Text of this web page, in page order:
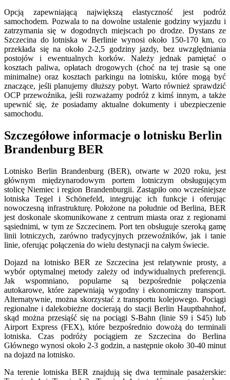
Opcją zapewniającą największą elastyczność jest podróż
samochodem. Pozwala to na dowolne ustalenie godziny wyjazdu i
zatrzymania się w dogodnych miejscach po drodze. Dystans ze
Szczecina do lotniska w Berlinie wynosi około 150-170 km, co
przekłada się na około 2-2,5 godziny jazdy, bez uwzględniania
postojów i ewentualnych korków. Należy jednak pamiętać o
kosztach paliwa, opłatach drogowych (choć na tej trasie są one
minimalne) oraz kosztach parkingu na lotnisku, które mogą być
znaczące, jeśli planujemy dłuższy pobyt. Warto również sprawdzić
OCP przewoźnika, jeśli rozważamy podróż z kimś innym, a także
upewnić się, że posiadamy aktualne dokumenty i ubezpieczenie
samochodu.
Szczegółowe informacje o lotnisku Berlin
Brandenburg BER
Lotnisko Berlin Brandenburg (BER), otwarte w 2020 roku, jest
głównym międzynarodowym portem lotniczym obsługującym
stolicę Niemiec i region Brandenburgii. Zastąpiło ono wcześniejsze
lotniska Tegel i Schönefeld, integrując ich funkcje i oferując
nowoczesną infrastrukturę. Położone na południe od Berlina, BER
jest doskonale skomunikowane z centrum miasta oraz z regionami
sąsiednimi, w tym ze Szczecinem. Port ten obsługuje szeroką gamę
linii lotniczych, zarówno tradycyjnych przewoźników, jak i tanie
linie, oferując połączenia do wielu destynacji na całym świecie.
Dojazd na lotnisko BER ze Szczecina jest relatywnie prosty, a
wybór optymalnej metody zależy od indywidualnych preferencji.
Jak wspomniano, popularne są bezpośrednie połączenia
autokarowe, które zapewniają wygodny i ekonomiczny transport.
Alternatywnie, można skorzystać z transportu kolejowego. Pociągi
regionalne i dalekobieżne docierają do stacji Berlin Hauptbahnhof,
skąd można przesiąść się na pociągi S-Bahn (linie S9 i S45) lub
Airport Express (FEX), które bezpośrednio dowożą do terminali
lotniska. Czas podróży pociągiem ze Szczecina do Berlina
Głównego wynosi około 2-3 godzin, a następnie około 30-40 minut
na dojazd na lotnisko.
Na terenie lotniska BER znajdują się dwa terminale pasażerskie: